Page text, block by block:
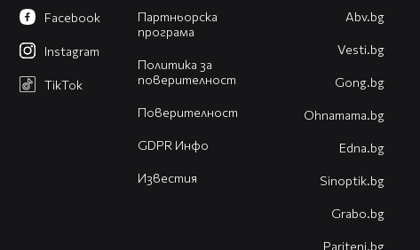
Партньорска
програма
Политика за
поверителност
Поверителност
GDPR Инфо
Известия
Facebook
Instagram
TikTok
Abv.bg
Vesti.bg
Gong.bg
Оhnamama.bg
Edna.bg
Sinoptik.bg
Grabo.bg
Pariteni.bg